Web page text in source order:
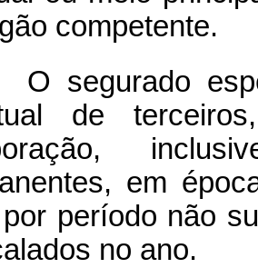
competente.
segurado
de
em
período não
no ano.